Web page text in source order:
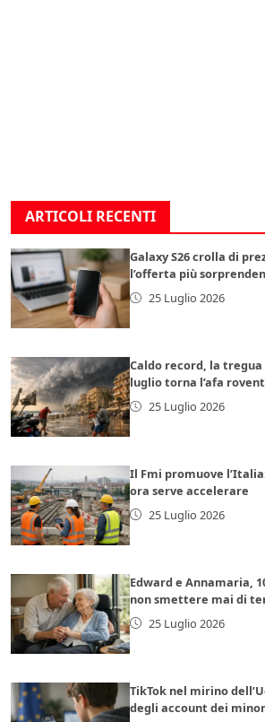
ARTICOLI RECENTI
Galaxy S26 crolla di
l’offerta più
25 Luglio 2026
Caldo record, la
luglio torna l’afa
25 Luglio 2026
Il Fmi promuove
ora serve accelerare
25 Luglio 2026
Edward e Annamaria,
non smettere mai di
25 Luglio 2026
TikTok nel mirino
degli account dei